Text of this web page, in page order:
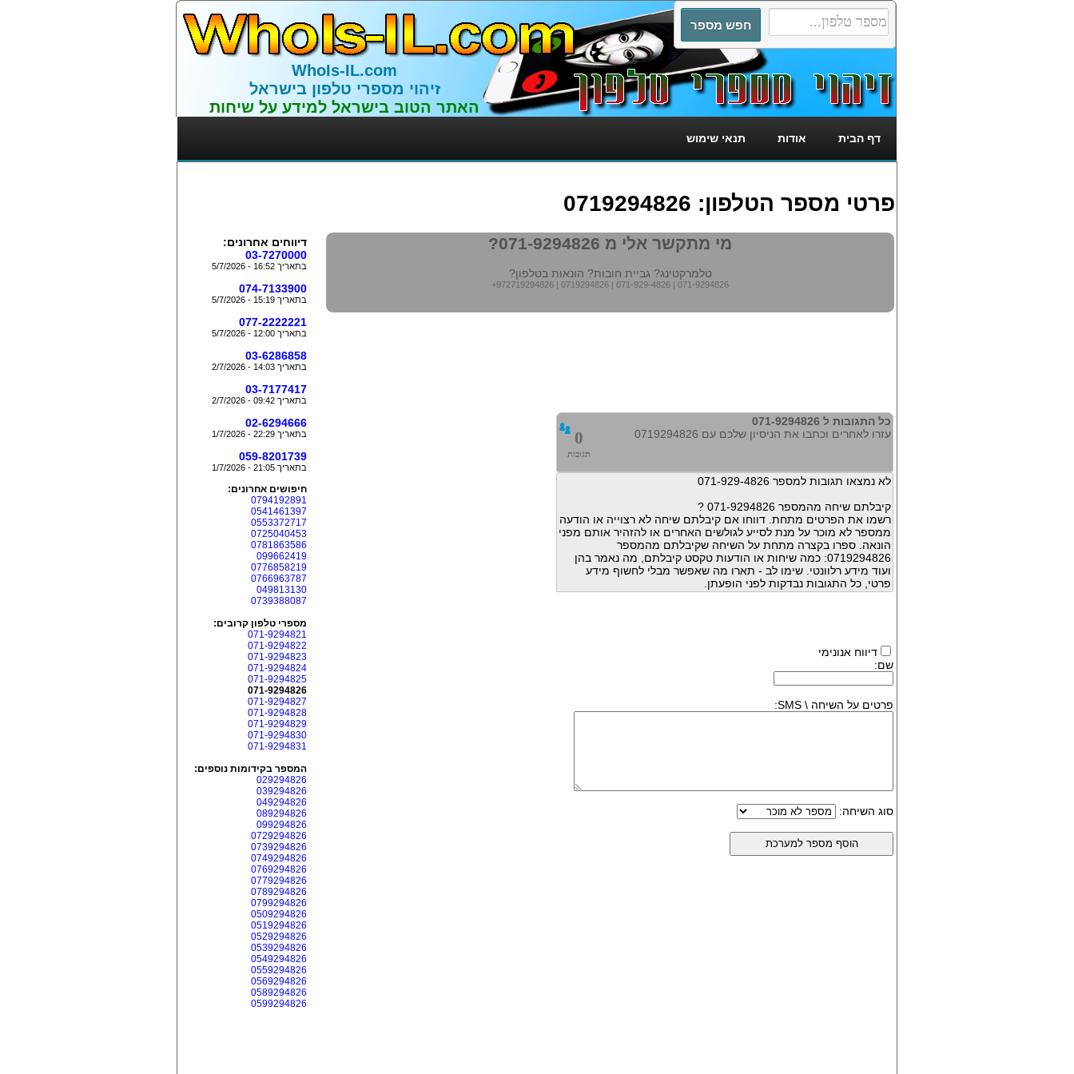
WhoIs-IL.com
זיהוי מספרי טלפון בישראל
האתר הטוב בישראל למידע על שיחות
דף הבית אודות תנאי שימוש
פרטי מספר הטלפון: 0719294826
מי מתקשר אלי מ 071-9294826?
טלמרקטינג? גביית חובות? הונאות בטלפון?
+972719294826 | 0719294826 | 071-929-4826 | 071-9294826
0
תגובות
כל התגובות ל 071-9294826
עזרו לאחרים וכתבו את הניסיון שלכם עם 0719294826
לא נמצאו תגובות למספר 071-929-4826
קיבלתם שיחה מהמספר 071-9294826 ?
רשמו את הפרטים מתחת. דווחו אם קיבלתם שיחה לא רצוייה או הודעה
ממספר לא מוכר על מנת לסייע לגולשים האחרים או להזהיר אותם מפני
הונאה. ספרו בקצרה מתחת על השיחה שקיבלתם מהמספר
0719294826: כמה שיחות או הודעות טקסט קיבלתם, מה נאמר בהן
ועוד מידע רלוונטי. שימו לב - תארו מה שאפשר מבלי לחשוף מידע
פרטי, כל התגובות נבדקות לפני הופעתן.
דיווח אנונימי
שם:
פרטים על השיחה \ SMS:
סוג השיחה:
דיווחים אחרונים:
03-7270000
בתאריך 16:52 - 5/7/2026
074-7133900
בתאריך 15:19 - 5/7/2026
077-2222221
בתאריך 12:00 - 5/7/2026
03-6286858
בתאריך 14:03 - 2/7/2026
03-7177417
בתאריך 09:42 - 2/7/2026
02-6294666
בתאריך 22:29 - 1/7/2026
059-8201739
בתאריך 21:05 - 1/7/2026
חיפושים אחרונים:
0794192891
0541461397
0553372717
0725040453
0781863586
099662419
0776858219
0766963787
049813130
0739388087
מספרי טלפון קרובים:
071-9294821
071-9294822
071-9294823
071-9294824
071-9294825
071-9294826
071-9294827
071-9294828
071-9294829
071-9294830
071-9294831
המספר בקידומות נוספים:
029294826
039294826
049294826
089294826
099294826
0729294826
0739294826
0749294826
0769294826
0779294826
0789294826
0799294826
0509294826
0519294826
0529294826
0539294826
0549294826
0559294826
0569294826
0589294826
0599294826